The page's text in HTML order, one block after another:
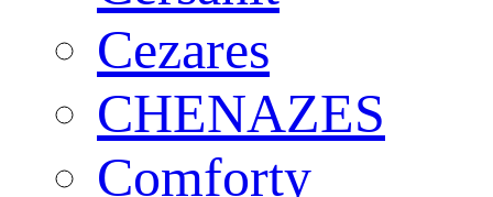
Cezares
CHENAZES
Comforty